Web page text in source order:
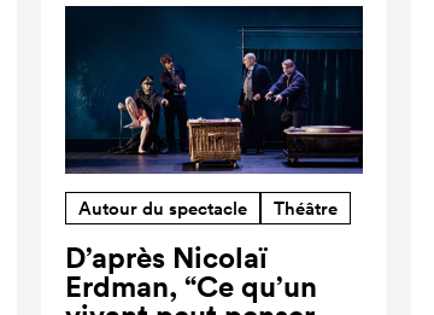
Autour du spectacle Théâtre
D’après Nicolaï
Erdman, “Ce qu’un